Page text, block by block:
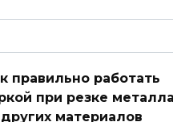
правильно работать
при резке
других материалов